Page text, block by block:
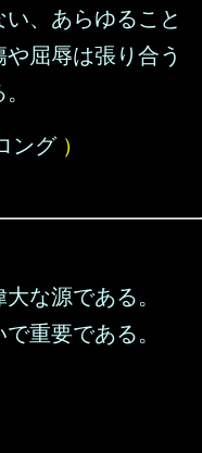
、あらゆること
屈辱は張り合う
ング）
な源である。
重要である。